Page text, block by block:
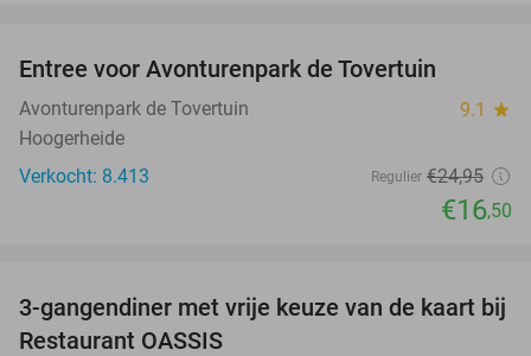
Entree voor Avonturenpark de Tovertuin
Avonturenpark de Tovertuin 9.1 star
Hoogerheide
Verkocht: 8.413
Regulier €24,95
€16,50
43%
3-gangendiner met vrije keuze van de kaart bij
Restaurant OASSIS